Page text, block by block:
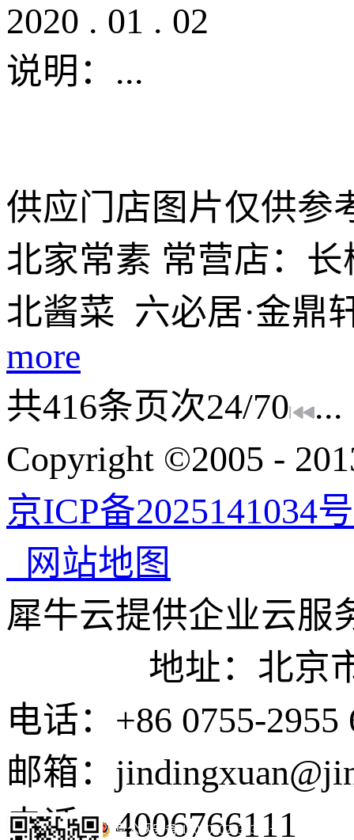
2020 . 01 . 02
说明： ...
供应门店图片仅供参
北家常素 常营店：
北酱菜 六必居·金鼎
more
共416条页次24/70
...
Copyright ©2005 -
京ICP备2025141034
网站地图
犀牛云提供企业云服
地址：北京市东
电话：+86 0755-2955
邮箱：
电话：4006766111
京公网安备 11010502035345号